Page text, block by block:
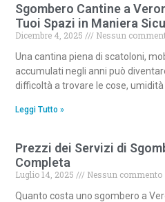
Sgombero Cantine a
Tuoi Spazi in Maniera
Dicembre 4, 2025
Nessun
Una cantina piena di scatoloni,
accumulati negli anni può
difficoltà a trovare le cose, umidità
Leggi Tutto »
Prezzi dei Servizi di
Completa
Luglio 14, 2025
Nessun commento
Quanto costa uno sgombero a